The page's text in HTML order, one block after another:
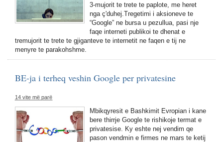
3-mujorit te trete te paplote, me heret
nga ç'duhej.Tregetimi i aksioneve te
“Google” ne bursa u pezullua, pasi nje
faqe interneti publikoi te dhenat e
tremujorit te trete te gjiganteve te internetit ne faqen e tij ne
menyre te parakohshme.
BE-ja i terheq veshin Google per privatesine
14 vite më parë
Mbikqyresit e Bashkimit Evropian i kane
bere thirrje Google te rishikoje termat e
privatesise. Ky eshte nej vendim qe
pason vendmin e firmes ne mars te ketij